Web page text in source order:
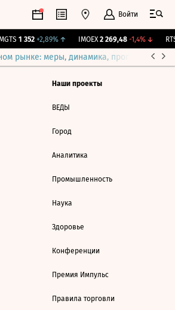
Войти
1 352 +2,89%↑ IMOEX 2 269,48 -1,4%↓
рынке: меры, динамика, прогнозы
Наши проекты
ВЕДЫ
Город
Аналитика
Промышленность
Наука
Здоровье
Конференции
Премия Импульс
Правила торговли